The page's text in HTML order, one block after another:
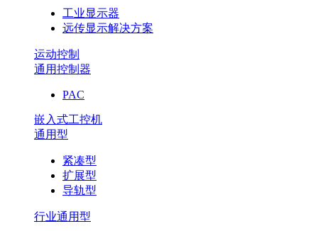
工业显示器
远传显示解决方案
运动控制
通用控制器
PAC
嵌入式工控机
通用型
紧凑型
扩展型
导轨型
行业通用型